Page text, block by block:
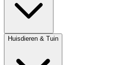
Huisdieren & Tuin